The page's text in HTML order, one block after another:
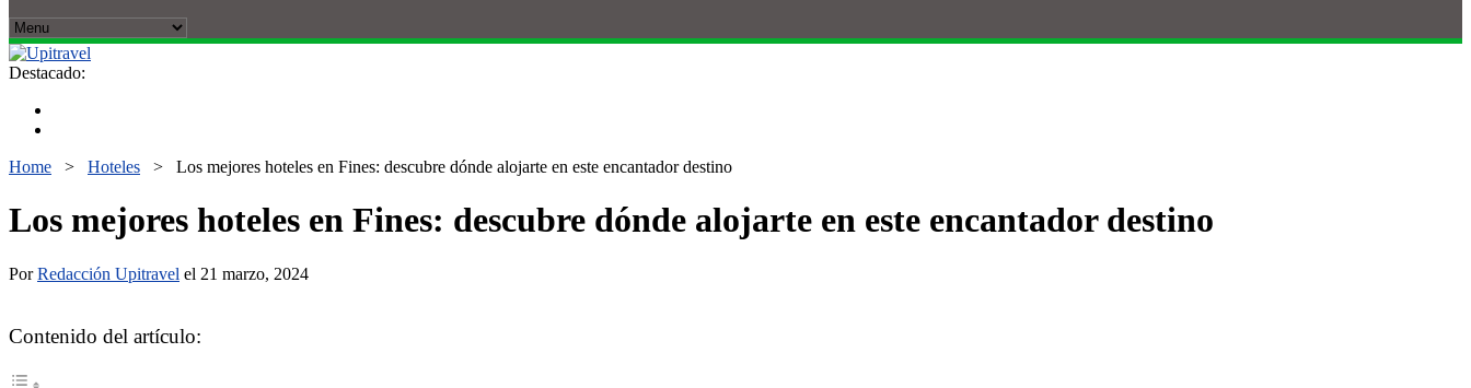
Destacado:
Home > Hoteles > Los mejores hoteles en Fines: descubre dónde alojarte en este encantador destino
Los mejores hoteles en Fines: descubre dónde alojarte en este encantador destino
PorRedacción Upitravel el 21 marzo, 2024
Contenido del artículo: